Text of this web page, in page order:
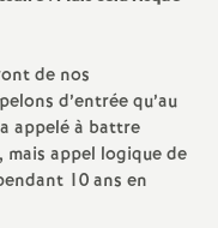
t
i
o
de nos
d’entrée qu’au
appelé à battre
mais appel logique de
10 ans en